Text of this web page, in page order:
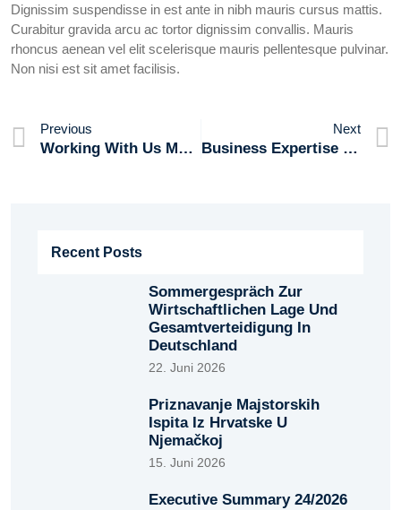
Dignissim suspendisse in est ante in nibh mauris cursus mattis.
Curabitur gravida arcu ac tortor dignissim convallis. Mauris
rhoncus aenean vel elit scelerisque mauris pellentesque pulvinar.
Non nisi est sit amet facilisis.
Previous
Working With Us Means Achieving Much More
Next
Business Expertise In Strategy Coordination
Recent Posts
Sommergespräch Zur
Wirtschaftlichen Lage Und
Gesamtverteidigung In
Deutschland
22. Juni 2026
Priznavanje Majstorskih
Ispita Iz Hrvatske U
Njemačkoj
15. Juni 2026
Executive Summary 24/2026